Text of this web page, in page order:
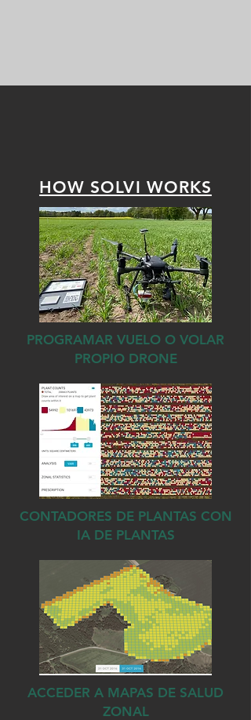
HOW SOLVI WORKS
PROGRAMAR VUELO O VOLAR
PROPIO DRONE
CONTADORES DE PLANTAS CON
IA DE PLANTAS
ACCEDER A MAPAS DE SALUD
ZONAL